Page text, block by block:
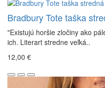
Bradbury Tote taška
"Existujú horšie zločiny ako
ich. Literart stredne veľká..
12,00 €